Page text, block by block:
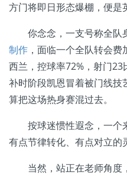
方门将即日形态爆棚，便是
你念念，一支号称全队
制作 ，面临一个全队转会
西兰，控球率72%，射门
补时阶段凯恩冒着被门线
算把这场热身赛混过去。
按球迷惯性遐念，一个
有点节律转化、有点对立的
当然，站正在老师角度